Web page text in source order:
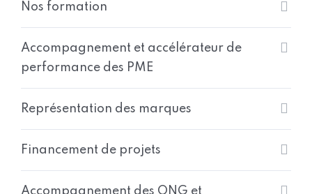
Nos formation
Accompagnement et accélérateur de
performance des PME
Représentation des marques
Financement de projets
Accompagnement des ONG et